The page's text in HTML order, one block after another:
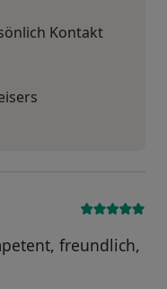
Kontakt
freundlich,